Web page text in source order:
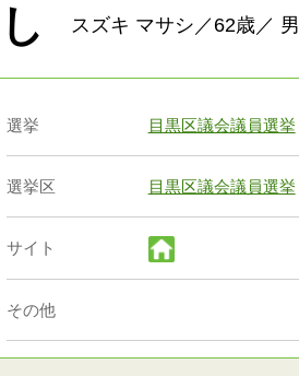
スズキ マサシ／62歳／ 男
選挙 目黒区議会議員選挙
選挙区 目黒区議会議員選挙
サイト
その他